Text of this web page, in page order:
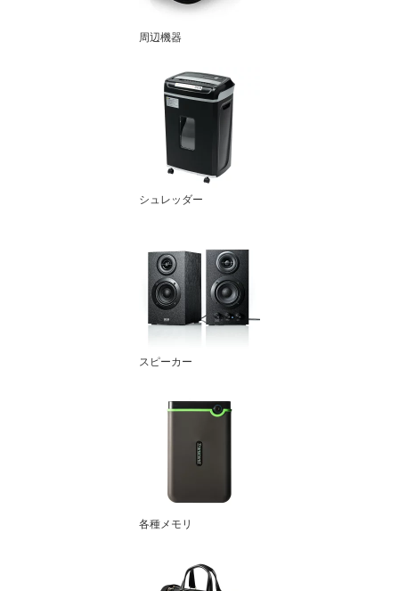
周辺機器
シュレッダー
スピーカー
各種メモリ